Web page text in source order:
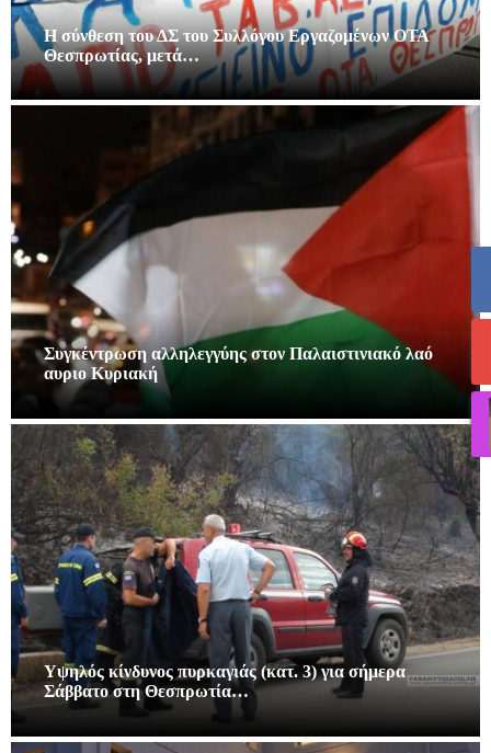
Η σύνθεση του ΔΣ του Συλλόγου Εργαζομένων ΟΤΑ
Θεσπρωτίας, μετά…
Συγκέντρωση αλληλεγγύης στον Παλαιστινιακό λαό
αυριο Κυριακή
Υψηλός κίνδυνος πυρκαγιάς (κατ. 3) για σήμερα
Σάββατο στη Θεσπρωτία…